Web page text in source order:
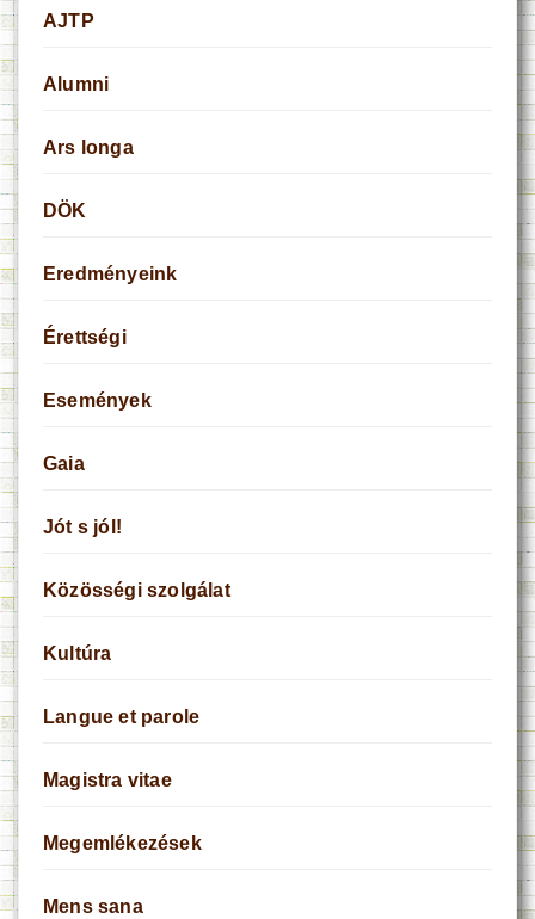
AJTP
Alumni
Ars longa
DÖK
Eredményeink
Érettségi
Események
Gaia
Jót s jól!
Közösségi szolgálat
Kultúra
Langue et parole
Magistra vitae
Megemlékezések
Mens sana